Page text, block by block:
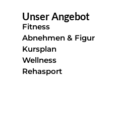
Unser Angebot
Fitness
Abnehmen & Figur
Kursplan
Wellness
Rehasport